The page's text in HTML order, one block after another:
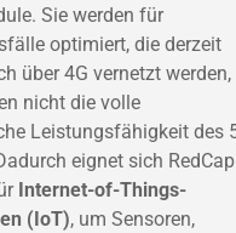
Sie werden für
optimiert, die derzeit
über 4G vernetzt werden,
nicht die volle
Leistungsfähigkeit des
eignet sich RedCap
Internet-of-Things-
(IoT), um Sensoren,